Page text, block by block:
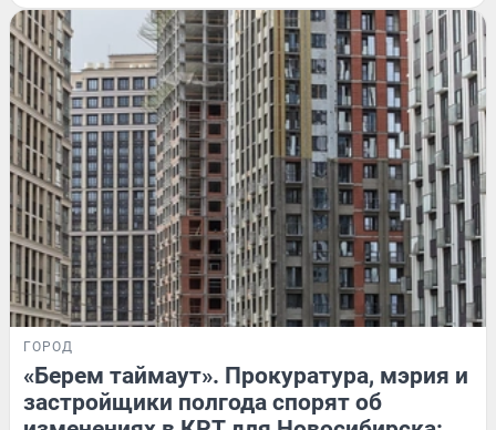
ГОРОД
«Берем таймаут». Прокуратура, мэрия и
застройщики полгода спорят об